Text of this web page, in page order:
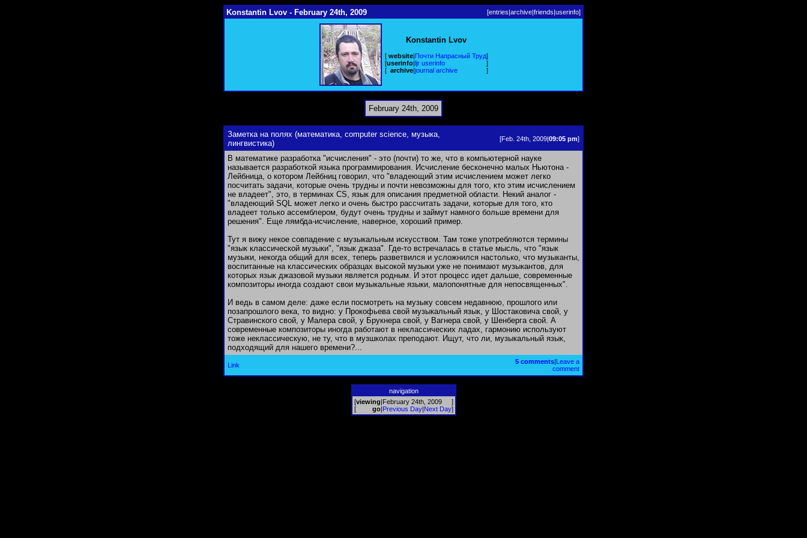
Konstantin Lvov - February 24th, 2009 [entries|archive|friends|userinfo]
Konstantin Lvov
[ website| Почти Напрасный Труд]
[userinfo| ljr userinfo
]
[ archive| journal archive ]
February 24th, 2009
Заметка на полях (математика, computer science, музыка,
лингвистика)
[Feb. 24th, 2009|09:05 pm]
В математике разработка "исчисления" - это (почти) то же, что в компьютерной науке
называется разработкой языка программирования. Исчисление бесконечно малых Ньютона -
Лейбница, о котором Лейбниц говорил, что "владеющий этим исчислением может легко
посчитать задачи, которые очень трудны и почти невозможны для того, кто этим исчислением
не владеет", это, в терминах CS, язык для описания предметной области. Некий аналог -
"владеющий SQL может легко и очень быстро рассчитать задачи, которые для того, кто
владеет только ассемблером, будут очень трудны и займут намного больше времени для
решения". Еще лямбда-исчисление, наверное, хороший пример.
Тут я вижу некое совпадение с музыкальным искусством. Там тоже употребляются термины
"язык классической музыки", "язык джаза". Где-то встречалась в статье мысль, что "язык
музыки, некогда общий для всех, теперь разветвился и усложнился настолько, что музыканты,
воспитанные на классических образцах высокой музыки уже не понимают музыкантов, для
которых язык джазовой музыки является родным. И этот процесс идет дальше, современные
композиторы иногда создают свои музыкальные языки, малопонятные для непосвященных".
И ведь в самом деле: даже если посмотреть на музыку совсем недавнюю, прошлого или
позапрошлого века, то видно: у Прокофьева свой музыкальный язык, у Шостаковича свой, у
Стравинского свой, у Малера свой, у Брукнера свой, у Вагнера свой, у Шенберга свой. А
современные композиторы иногда работают в неклассических ладах, гармонию используют
тоже неклассическую, не ту, что в музшколах преподают. Ищут, что ли, музыкальный язык,
подходящий для нашего времени?...
Link 5 comments|Leave a
comment
navigation
[viewing|February 24th, 2009
]
[
go|Previous Day|Next Day]